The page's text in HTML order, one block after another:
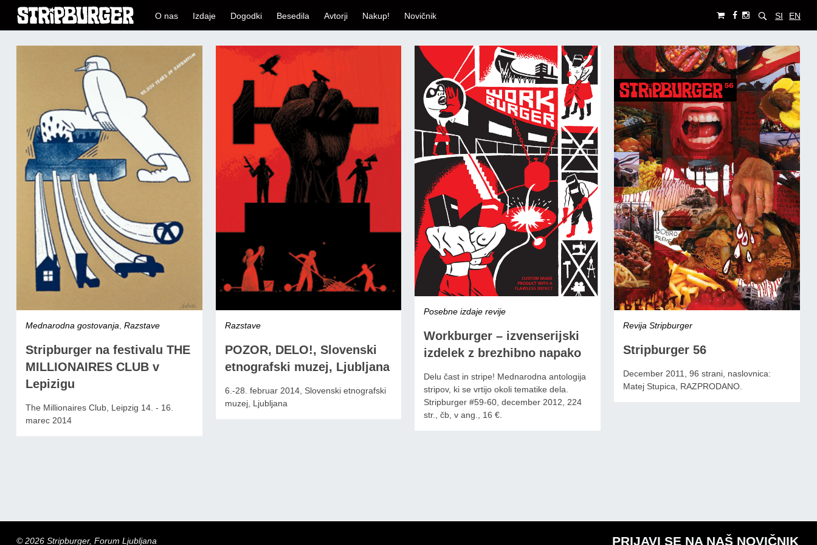
O nas Izdaje Dogodki Besedila Avtorji Nakup! Novičnik SI EN
Mednarodna gostovanja Razstave
Stripburger na festivalu THE
MILLIONAIRES CLUB v
Lepizigu
The Millionaires Club, Leipzig 14. - 16.
marec 2014
Razstave
POZOR, DELO!, Slovenski
etnografski muzej, Ljubljana
6.-28. februar 2014, Slovenski etnografski
muzej, Ljubljana
Posebne izdaje revije
Workburger – izvenserijski
izdelek z brezhibno napako
Delu čast in stripe! Mednarodna antologija
stripov, ki se vrtijo okoli tematike dela.
Stripburger #59-60, december 2012, 224
str., čb, v ang., 16 €.
Revija Stripburger
Stripburger 56
December 2011, 96 strani, naslovnica:
Matej Stupica, RAZPRODANO.
PRIJAVI SE NA NAŠ NOVIČNIK
© 2026 Stripburger, Forum Ljubljana